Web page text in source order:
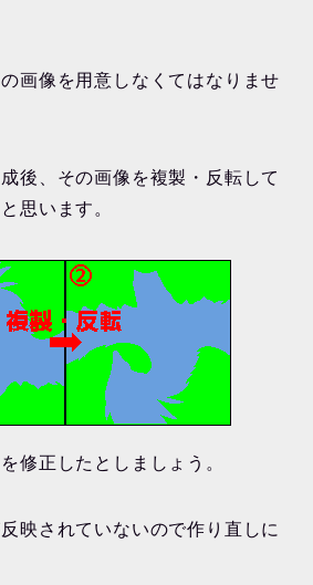
画像を用意しなくてはなりませ
後、その画像を複製・反転して
思います。
修正したとしましょう。
映されていないので作り直しに